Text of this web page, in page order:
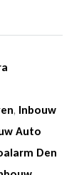
, Inbouw
Auto
Den